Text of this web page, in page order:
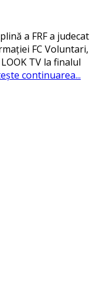
a FRF a judecat
FC Voluntari,
TV la finalul
continuarea...